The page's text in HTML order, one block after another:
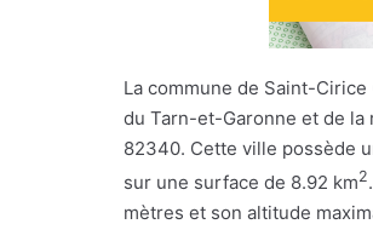
La commune de Saint-
du Tarn-et-Garonne et de la
82340. Cette ville possède
sur une surface de 8.92 km2
mètres et son altitude